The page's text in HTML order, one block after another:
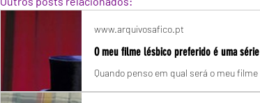
www.arquivosafico.pt
O meu filme lésbico preferido é uma série